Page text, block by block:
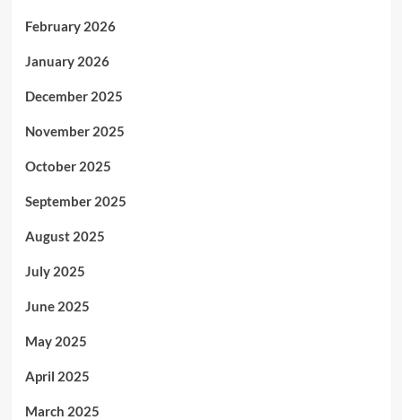
February 2026
January 2026
December 2025
November 2025
October 2025
September 2025
August 2025
July 2025
June 2025
May 2025
April 2025
March 2025